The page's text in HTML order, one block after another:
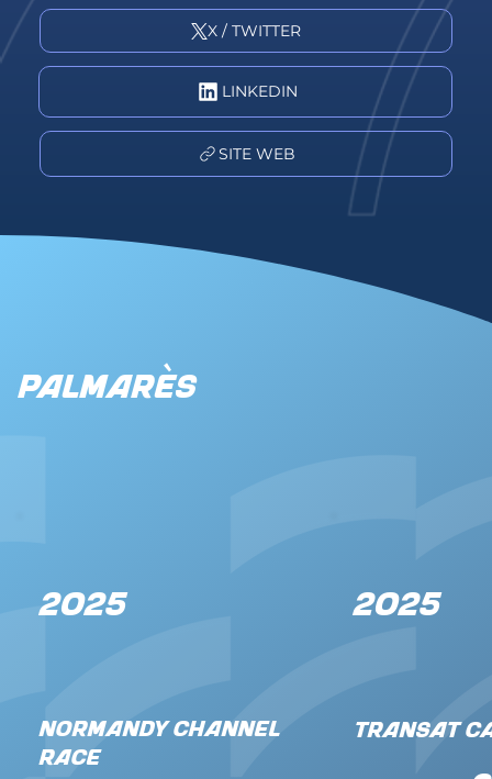
X / TWITTER
LINKEDIN
SITE WEB
Palmarès
2025
Normandy Channel
Race
2025
Transat